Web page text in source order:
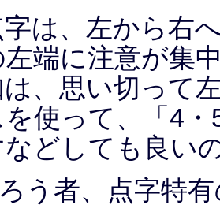
字は、左から右
左端に注意が集
、思い切って
を使って、「4
などしても良い
う者、点字特